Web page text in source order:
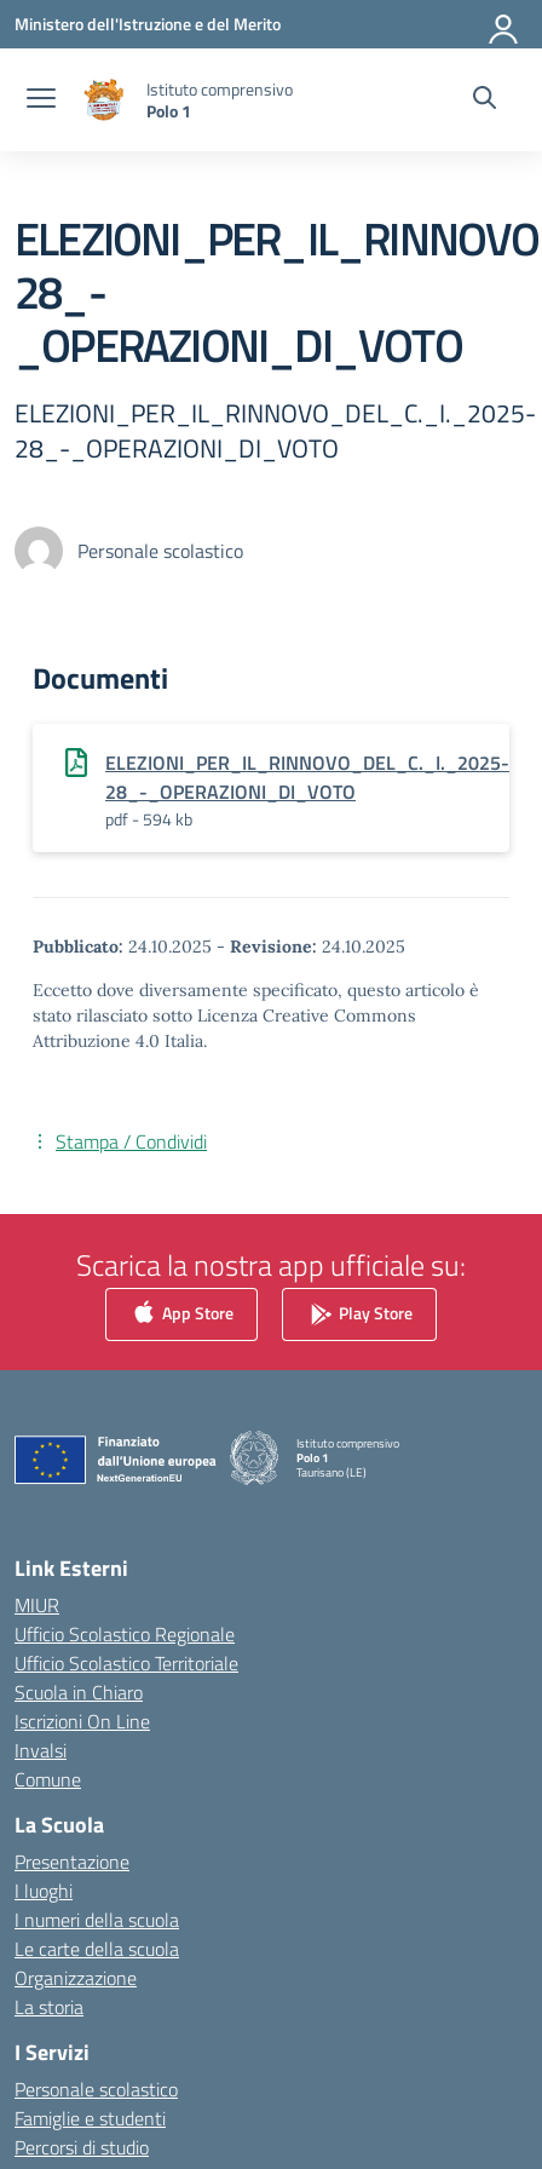
Vai ai contenuti
Vai al menu di navigazione
Vai al footer
Ministero dell'Istruzione e del Merito
Istituto comprensivo
Polo 1
28_-
_OPERAZIONI_DI_VOTO
ELEZIONI_PER_IL_RINNOVO_DEL_C._I._2025-
28_-_OPERAZIONI_DI_VOTO
Personale scolastico
Documenti
ELEZIONI_PER_IL_RINNOVO_DEL_C._I._2025-
28_-_OPERAZIONI_DI_VOTO
pdf - 594 kb
Pubblicato: 24.10.2025 - Revisione: 24.10.2025
Eccetto dove diversamente specificato, questo articolo è
stato rilasciato sotto Licenza Creative Commons
Attribuzione 4.0 Italia.
Stampa / Condividi
Scarica la nostra app ufficiale su:
App Store Play Store
Istituto comprensivo
Polo 1
Taurisano (LE)
Link Esterni
MIUR
Ufficio Scolastico Regionale
Ufficio Scolastico Territoriale
Scuola in Chiaro
Iscrizioni On Line
Invalsi
Comune
La Scuola
Presentazione
I luoghi
I numeri della scuola
Le carte della scuola
Organizzazione
La storia
I Servizi
Personale scolastico
Famiglie e studenti
Percorsi di studio